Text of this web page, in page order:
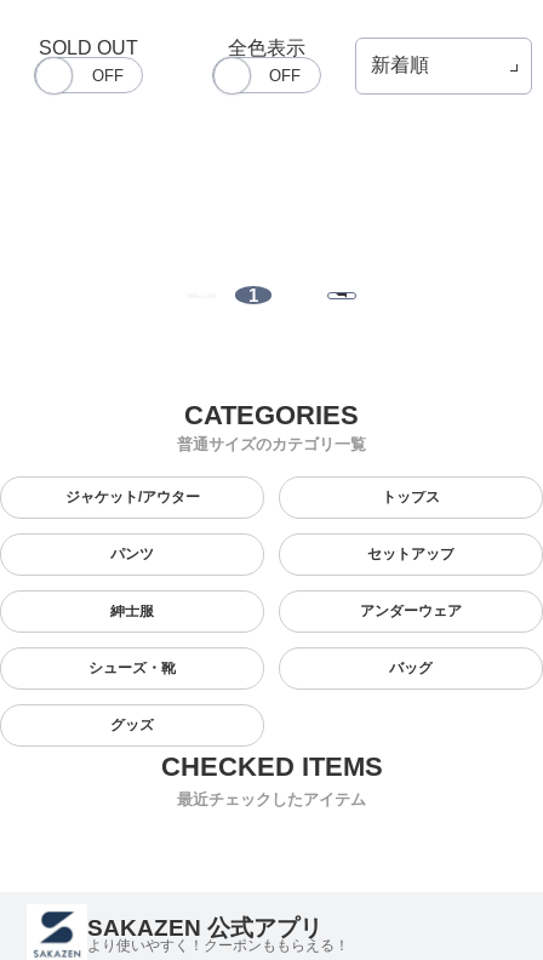
SOLD OUT 全色表示
1
普通サイズのカテゴリ一覧
ジャケット/アウター トップス
パンツ セットアップ
紳士服 アンダーウェア
シューズ・靴 バッグ
グッズ
最近チェックしたアイテム
SAKAZEN 公式アプリ
より使いやすく！クーポンももらえる！